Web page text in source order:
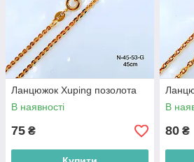
Ланцюжок Xuping позолота
В наявності
75 ₴
В
80 ₴